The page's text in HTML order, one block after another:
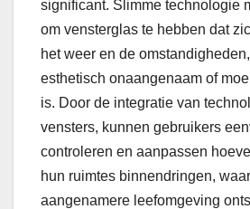
significant. Slimme technologie
om vensterglas te hebben dat
het weer en de
esthetisch onaangenaam of
is. Door de integratie van
vensters, kunnen gebruikers
controleren en aanpassen
hun ruimtes binnendringen,
aangenamere leefomgeving